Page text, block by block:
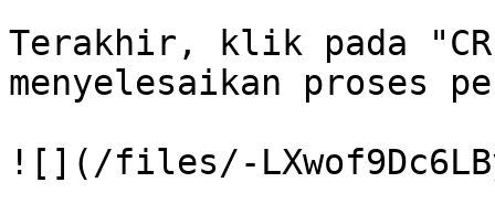
Terakhir, klik pada
menyelesaikan proses
![](/files/-